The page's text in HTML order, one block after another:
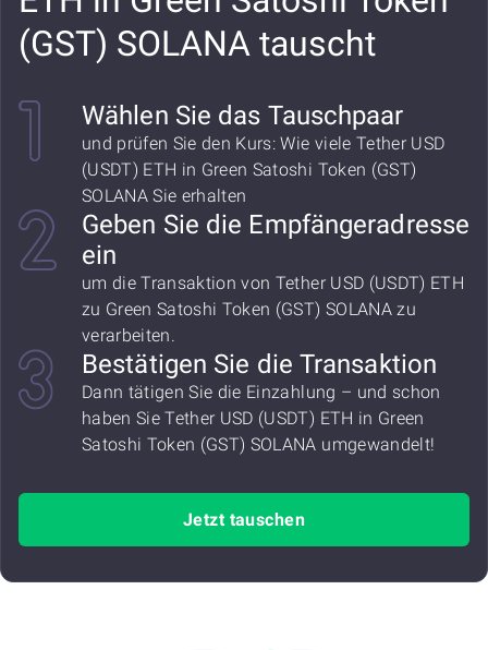
(GST) SOLANA tauscht
Wählen Sie das Tauschpaar
und prüfen Sie den Kurs: Wie viele Tether USD
(USDT) ETH in Green Satoshi Token (GST)
SOLANA Sie erhalten
Geben Sie die Empfängeradresse
ein
um die Transaktion von Tether USD (USDT) ETH
zu Green Satoshi Token (GST) SOLANA zu
verarbeiten.
Bestätigen Sie die Transaktion
Dann tätigen Sie die Einzahlung – und schon
haben Sie Tether USD (USDT) ETH in Green
Satoshi Token (GST) SOLANA umgewandelt!
Jetzt tauschen